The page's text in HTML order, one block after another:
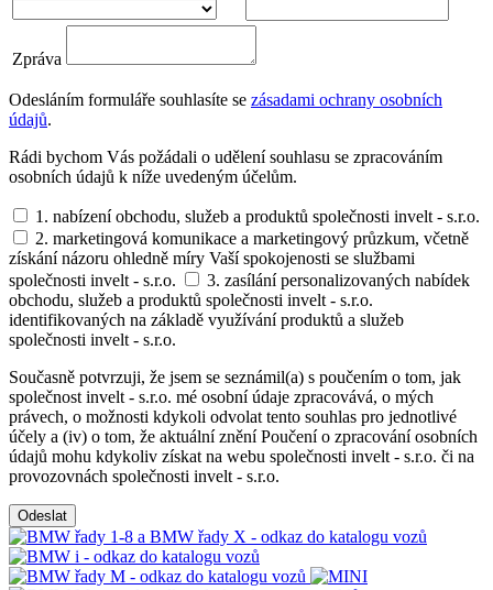
Zpráva
Odesláním formuláře souhlasíte se zásadami ochrany osobních
údajů.
Rádi bychom Vás požádali o udělení souhlasu se zpracováním
osobních údajů k níže uvedeným účelům.
1. nabízení obchodu, služeb a produktů společnosti invelt - s.r.o.
2. marketingová komunikace a marketingový průzkum, včetně
získání názoru ohledně míry Vaší spokojenosti se službami
společnosti invelt - s.r.o.
3. zasílání personalizovaných nabídek
obchodu, služeb a produktů společnosti invelt - s.r.o.
identifikovaných na základě využívání produktů a služeb
společnosti invelt - s.r.o.
Současně potvrzuji, že jsem se seznámil(a) s poučením o tom, jak
společnost invelt - s.r.o. mé osobní údaje zpracovává, o mých
právech, o možnosti kdykoli odvolat tento souhlas pro jednotlivé
účely a (iv) o tom, že aktuální znění Poučení o zpracování osobních
údajů mohu kdykoliv získat na webu společnosti invelt - s.r.o. či na
provozovnách společnosti invelt - s.r.o.
Odeslat